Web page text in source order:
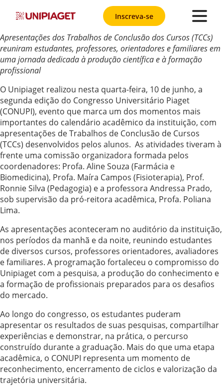
Inscreva-se
Apresentações dos Trabalhos de Conclusão dos Cursos (TCCs)
reuniram estudantes, professores, orientadores e familiares em
uma jornada dedicada à produção científica e à formação
profissional
O Unipiaget realizou nesta quarta-feira, 10 de junho, a
segunda edição do Congresso Universitário Piaget
(CONUPI), evento que marca um dos momentos mais
importantes do calendário acadêmico da instituição, com
apresentações de Trabalhos de Conclusão de Cursos
(TCCs) desenvolvidos pelos alunos. As atividades tiveram à
frente uma comissão organizadora formada pelos
coordenadores: Profa. Aline Souza (Farmácia e
Biomedicina), Profa. Maíra Campos (Fisioterapia), Prof.
Ronnie Silva (Pedagogia) e a professora Andressa Prado,
sob supervisão da pró-reitora acadêmica, Profa. Poliana
Lima.
As apresentações aconteceram no auditório da instituição,
nos períodos da manhã e da noite, reunindo estudantes
de diversos cursos, professores orientadores, avaliadores
e familiares. A programação fortaleceu o compromisso do
Unipiaget com a pesquisa, a produção do conhecimento e
a formação de profissionais preparados para os desafios
do mercado.
Ao longo do congresso, os estudantes puderam
apresentar os resultados de suas pesquisas, compartilhar
experiências e demonstrar, na prática, o percurso
construído durante a graduação. Mais do que uma etapa
acadêmica, o CONUPI representa um momento de
reconhecimento, encerramento de ciclos e valorização da
trajetória universitária.